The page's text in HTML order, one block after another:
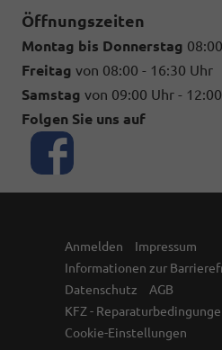
Öffnungszeiten
Montag bis Donnerstag
Freitag von 08:00 - 16:30 Uhr
Samstag von 09:00 Uhr -
Folgen Sie uns auf
Anmelden
Impressum
Informationen zur
Datenschutz
AGB
KFZ -
Cookie-Einstellungen